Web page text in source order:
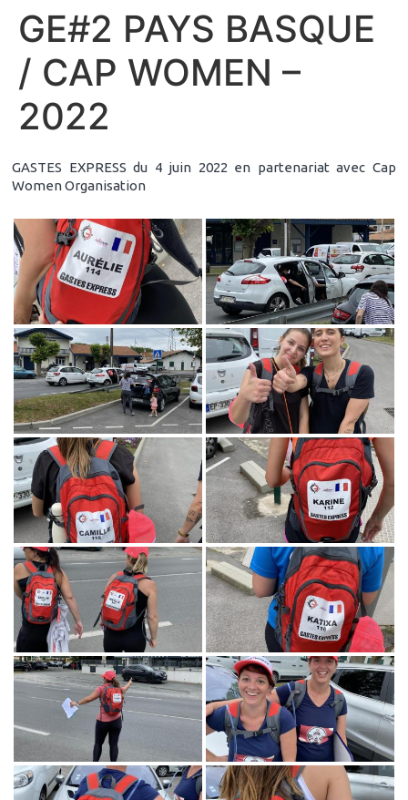
GE#2 PAYS BASQUE
/ CAP WOMEN –
2022
GASTES EXPRESS du 4 juin 2022 en partenariat avec Cap
Women Organisation